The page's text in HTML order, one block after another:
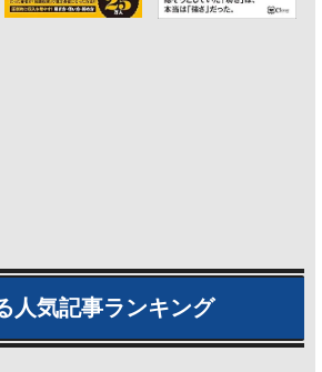
人気記事ランキング